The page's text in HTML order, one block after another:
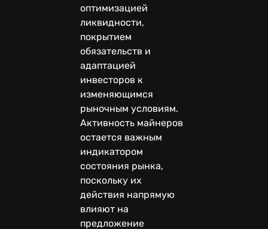
оптимизацией
ликвидности,
покрытием
обязательств и
адаптацией
инвесторов к
изменяющимся
рыночным условиям.
Активность майнеров
остается важным
индикатором
состояния рынка,
поскольку их
действия напрямую
влияют на
предложение